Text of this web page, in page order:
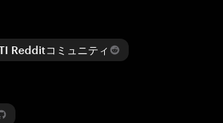
Redditコミュニティ